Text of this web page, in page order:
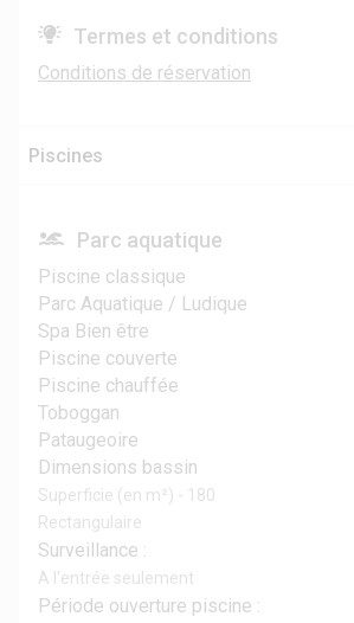
Termes et conditions
Conditions de réservation
Piscines
Parc aquatique
Piscine classique
Parc Aquatique / Ludique
Spa Bien être
Piscine couverte
Piscine chauffée
Toboggan
Pataugeoire
Dimensions bassin
Superficie (en m²) - 180
Rectangulaire
Surveillance :
A l'entrée seulement
Période ouverture piscine :